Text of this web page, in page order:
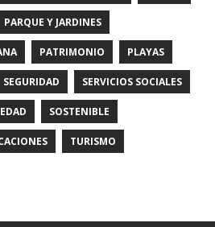
PARQUE Y JARDINES
PATRIMONIO PLAYAS
SEGURIDAD SERVICIOS SOCIALES
SOSTENIBLE
TURISMO